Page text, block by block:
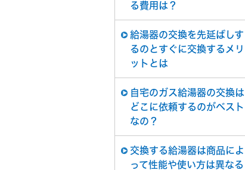
る費用は？
給湯器の交換を先延ばしす
るのとすぐに交換するメリ
ットとは
自宅のガス給湯器の交換は
どこに依頼するのがベスト
なの？
交換する給湯器は商品によ
って性能や使い方は異なる